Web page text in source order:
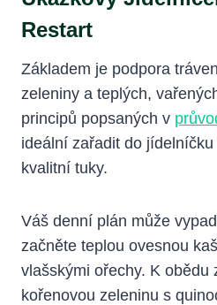
Restart
Základem je podpora
zeleniny a teplých,
principů popsaných v
ideální zařadit do
kvalitní tuky.
Váš denní plán může
začněte teplou ovesnou
vlašskými ořechy. K obědu
kořenovou zeleninu s